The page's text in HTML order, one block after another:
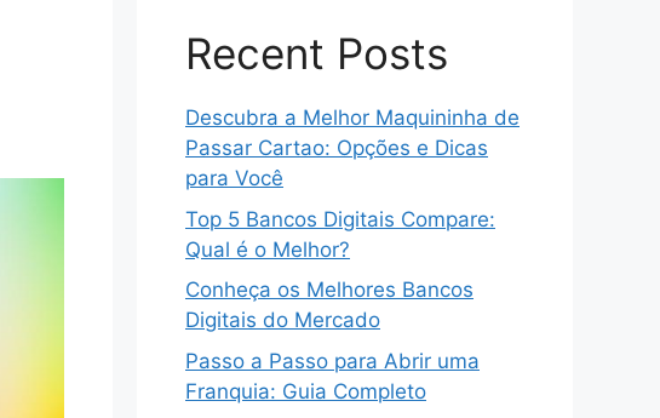
Recent Posts
Descubra a Melhor Maquininha de
Passar Cartao: Opções e Dicas
para Você
Top 5 Bancos Digitais Compare:
Qual é o Melhor?
Conheça os Melhores Bancos
Digitais do Mercado
Passo a Passo para Abrir uma
Franquia: Guia Completo